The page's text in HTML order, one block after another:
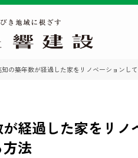
知の築年数が経過した家をリノベーションし
経過した家をリ
法